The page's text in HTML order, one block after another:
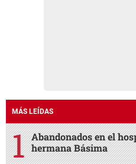
MÁS LEÍDAS
Abandonados en el
hermana Básima